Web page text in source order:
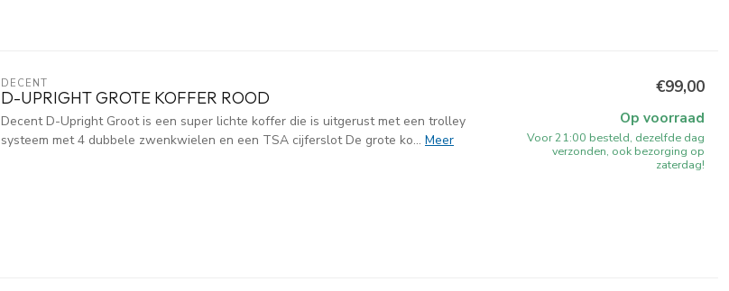
DECENT
D-UPRIGHT GROTE KOFFER ROOD
Decent D-Upright Groot is een super lichte koffer die is uitgerust met een trolley
systeem met 4 dubbele zwenkwielen en een TSA cijferslot De grote ko... Meer
€99,00
Op voorraad
Voor 21:00 besteld, dezelfde dag
verzonden, ook bezorging op
zaterdag!